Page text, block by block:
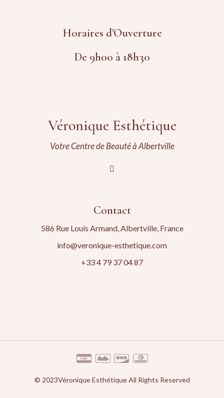
Horaires d'Ouverture
De 9h00 à 18h30
Véronique Esthétique
Votre Centre de Beauté à Albertville
Contact
586 Rue Louis Armand, Albertville, France
info@veronique-esthetique.com
+33 4 79 37 04 87
© 2023Véronique EsthétiqueAll Rights Reserved